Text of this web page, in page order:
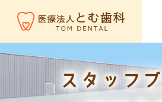
スタッフ